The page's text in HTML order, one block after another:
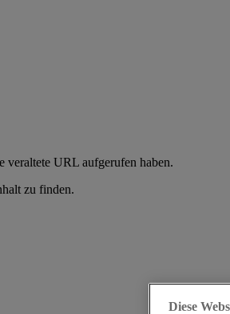
veraltete URL aufgerufen haben.
zu finden.
Diese